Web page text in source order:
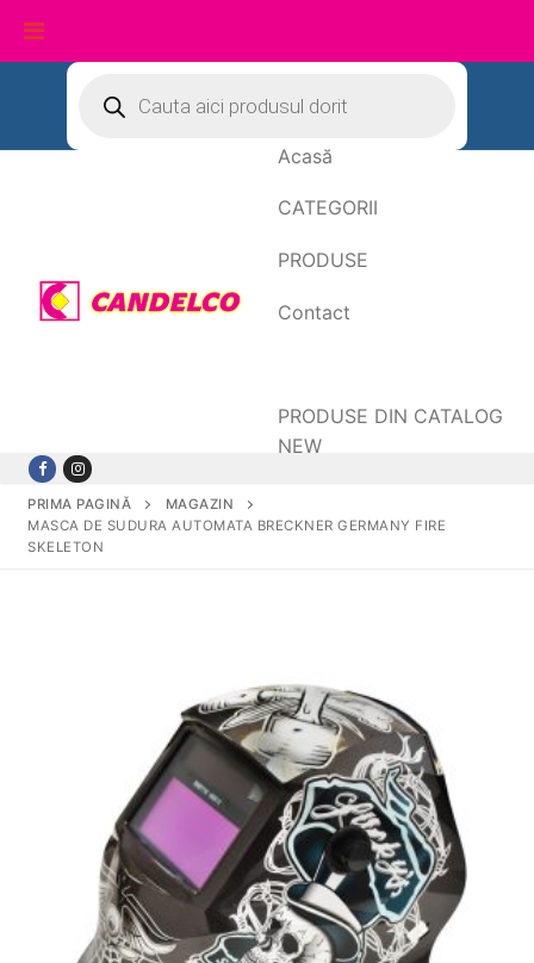
conținut
search
Acasă
CATEGORII
PRODUSE
Contact
PRODUSE DIN CATALOG
NEW
PRIMA PAGINĂ
MAGAZIN
MASCA DE SUDURA AUTOMATA BRECKNER GERMANY FIRE
SKELETON